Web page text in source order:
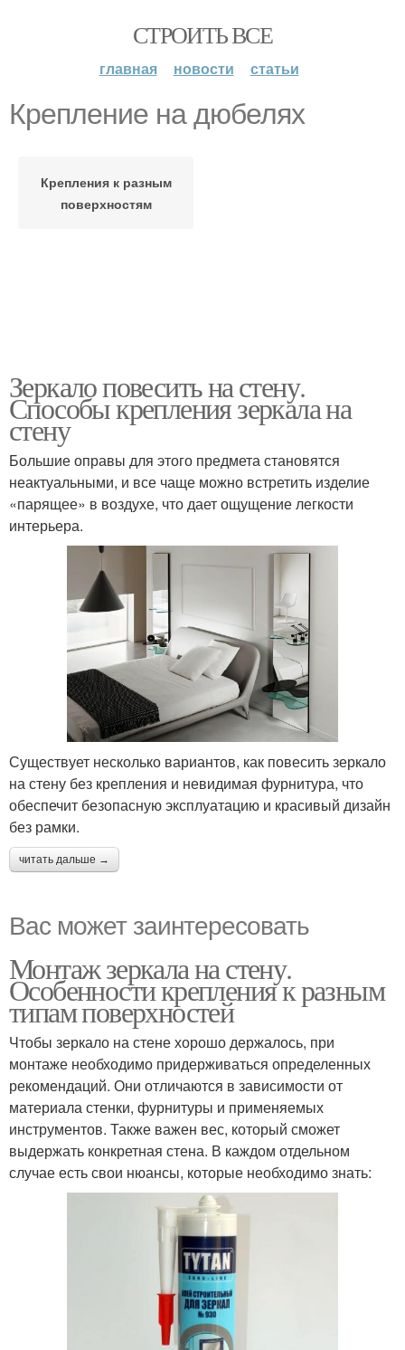
СТРОИТЬ ВСЕ
главная новости статьи
Крепление на дюбелях
Крепления к разным
поверхностям
Зеркало повесить на стену.
Способы крепления зеркала на
стену
Большие оправы для этого предмета становятся
неактуальными, и все чаще можно встретить изделие
«парящее» в воздухе, что дает ощущение легкости
интерьера.
Существует несколько вариантов, как повесить зеркало
на стену без крепления и невидимая фурнитура, что
обеспечит безопасную эксплуатацию и красивый дизайн
без рамки.
читать дальше →
Вас может заинтересовать
Монтаж зеркала на стену.
Особенности крепления к разным
типам поверхностей
Чтобы зеркало на стене хорошо держалось, при
монтаже необходимо придерживаться определенных
рекомендаций. Они отличаются в зависимости от
материала стенки, фурнитуры и применяемых
инструментов. Также важен вес, который сможет
выдержать конкретная стена. В каждом отдельном
случае есть свои нюансы, которые необходимо знать: